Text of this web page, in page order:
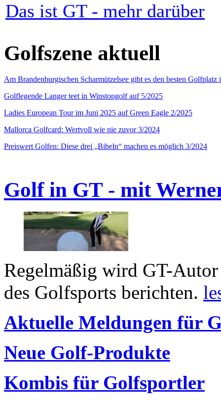
Das ist GT - mehr darüber
Golfszene aktuell
Am Brandenburgischen Scharmützelsee gibt es den besten
Golflegende Langer teet in Winstongolf auf 5/2025
Ladies European Tour im Juni 2025 auf Green Eagle 2/2025
Mallorca Golfcard: Wertvoll wie nie zuvor 3/2024
Preiswert Golfen: Diese drei „Bibeln“ machen es möglich 3/2024
Golf in GT - mit
Regelmäßig wird GT-
des Golfsports berichten.
Aktuelle Meldungen für
Neue Golf-Produkte
Kombis für Golfsportler